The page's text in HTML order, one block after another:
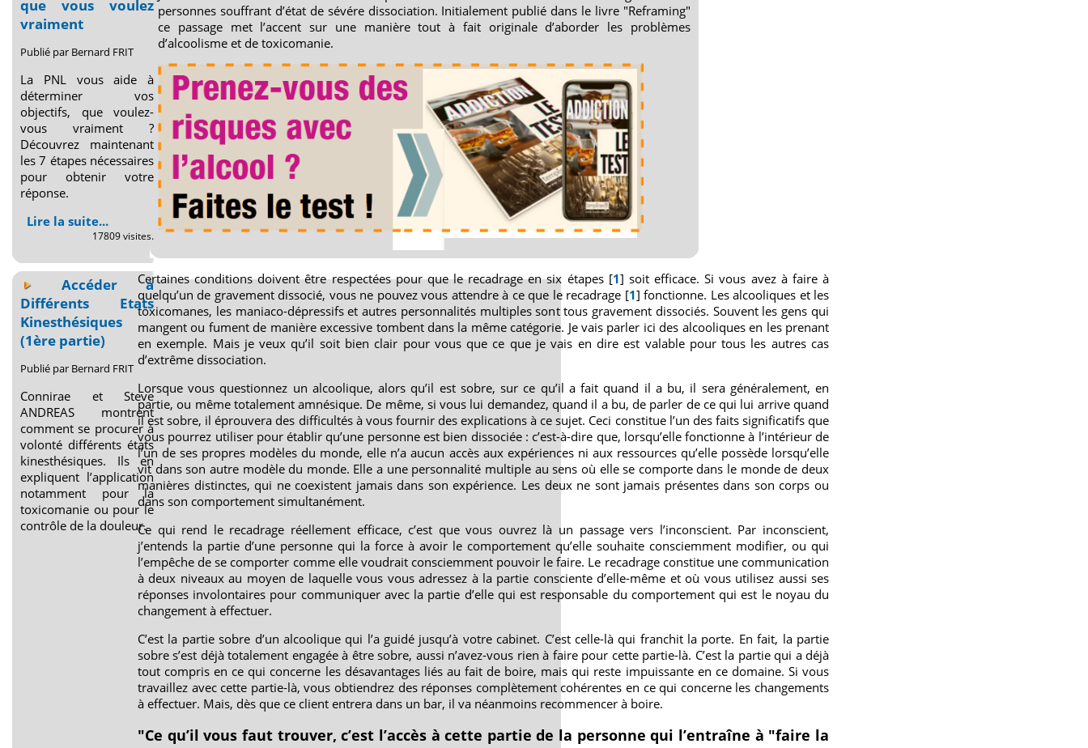
personnes souffrant d’état de sévére dissociation. Initialement publié dans le livre "Reframing"
ce passage met l’accent sur une manière tout à fait originale d’aborder les problèmes
d’alcoolisme et de toxicomanie.
Certaines conditions doivent être respectées pour que le recadrage en six étapes [1] soit efficace. Si vous avez à faire à
quelqu’un de gravement dissocié, vous ne pouvez vous attendre à ce que le recadrage [1] fonctionne. Les alcooliques et les
toxicomanes, les maniaco-dépressifs et autres personnalités multiples sont tous gravement dissociés. Souvent les gens qui
mangent ou fument de manière excessive tombent dans la même catégorie. Je vais parler ici des alcooliques en les prenant
en exemple. Mais je veux qu’il soit bien clair pour vous que ce que je vais en dire est valable pour tous les autres cas
d’extrême dissociation.
Lorsque vous questionnez un alcoolique, alors qu’il est sobre, sur ce qu’il a fait quand il a bu, il sera généralement, en
partie, ou même totalement amnésique. De même, si vous lui demandez, quand il a bu, de parler de ce qui lui arrive quand
il est sobre, il éprouvera des difficultés à vous fournir des explications à ce sujet. Ceci constitue l’un des faits significatifs que
vous pourrez utiliser pour établir qu’une personne est bien dissociée : c’est-à-dire que, lorsqu’elle fonctionne à l’intérieur de
l’un de ses propres modèles du monde, elle n’a aucun accès aux expériences ni aux ressources qu’elle possède lorsqu’elle
vit dans son autre modèle du monde. Elle a une personnalité multiple au sens où elle se comporte dans le monde de deux
manières distinctes, qui ne coexistent jamais dans son expérience. Les deux ne sont jamais présentes dans son corps ou
dans son comportement simultanément.
Ce qui rend le recadrage réellement efficace, c’est que vous ouvrez là un passage vers l’inconscient. Par inconscient,
j’entends la partie d’une personne qui la force à avoir le comportement qu’elle souhaite consciemment modifier, ou qui
l’empêche de se comporter comme elle voudrait consciemment pouvoir le faire. Le recadrage constitue une communication
à deux niveaux au moyen de laquelle vous vous adressez à la partie consciente d’elle-même et où vous utilisez aussi ses
réponses involontaires pour communiquer avec la partie d’elle qui est responsable du comportement qui est le noyau du
changement à effectuer.
C’est la partie sobre d’un alcoolique qui l’a guidé jusqu’à votre cabinet. C’est celle-là qui franchit la porte. En fait, la partie
sobre s’est déjà totalement engagée à être sobre, aussi n’avez-vous rien à faire pour cette partie-là. C’est la partie qui a déjà
tout compris en ce qui concerne les désavantages liés au fait de boire, mais qui reste impuissante en ce domaine. Si vous
travaillez avec cette partie-là, vous obtiendrez des réponses complètement cohérentes en ce qui concerne les changements
à effectuer. Mais, dès que ce client entrera dans un bar, il va néanmoins recommencer à boire.
"Ce qu’il vous faut trouver, c’est l’accès à cette partie de la personne qui l’entraîne à "faire la
que vous voulez
vraiment
Publié par Bernard FRIT
La PNL vous aide à
déterminer vos
objectifs, que voulez-
vous vraiment ?
Découvrez maintenant
les 7 étapes nécessaires
pour obtenir votre
réponse.
Lire la suite...
17809 visites.
Accéder à
Différents Etats
Kinesthésiques
(1ère partie)
Publié par Bernard FRIT
Connirae et Steve
ANDREAS montrent
comment se procurer à
volonté différents états
kinesthésiques. Ils en
expliquent l’application
notamment pour la
toxicomanie ou pour le
contrôle de la douleur.